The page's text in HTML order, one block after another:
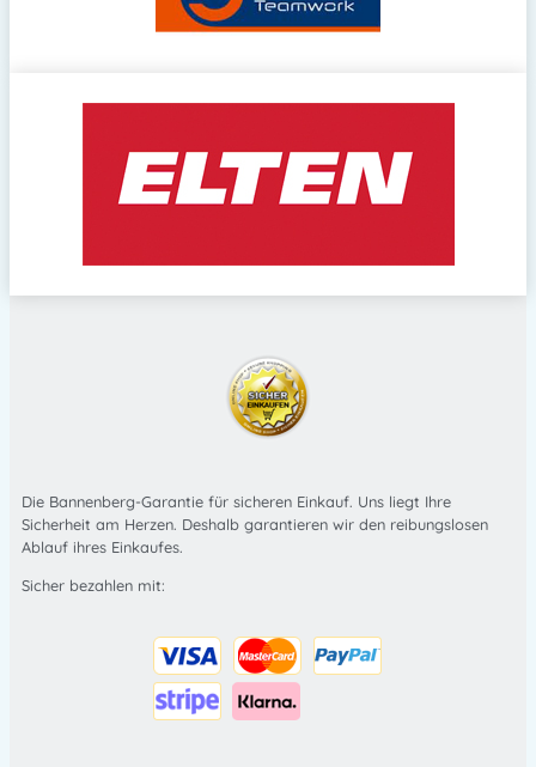
Die Bannenberg-Garantie für sicheren Einkauf. Uns liegt Ihre
Sicherheit am Herzen. Deshalb garantieren wir den reibungslosen
Ablauf ihres Einkaufes.
Sicher bezahlen mit: